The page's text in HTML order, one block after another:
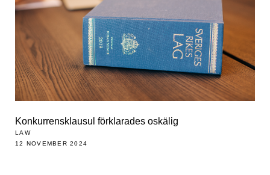
Konkurrensklausul förklarades oskälig
LAW
12 NOVEMBER 2024